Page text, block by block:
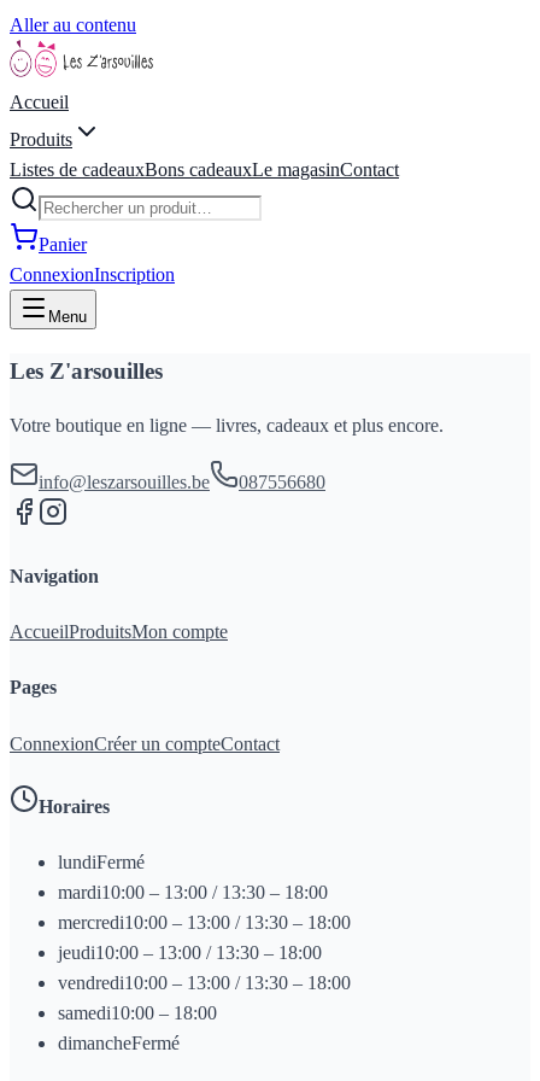
Aller au contenu
Accueil
Produits
Listes de cadeauxBons cadeauxLe magasinContact
Panier
ConnexionInscription
Menu
Les Z'arsouilles
Votre boutique en ligne — livres, cadeaux et plus encore.
info@leszarsouilles.be 087556680
Navigation
AccueilProduitsMon compte
Pages
ConnexionCréer un compteContact
Horaires
lundiFermé
mardi10:00 – 13:00 / 13:30 – 18:00
mercredi10:00 – 13:00 / 13:30 – 18:00
jeudi10:00 – 13:00 / 13:30 – 18:00
vendredi10:00 – 13:00 / 13:30 – 18:00
samedi10:00 – 18:00
dimancheFermé